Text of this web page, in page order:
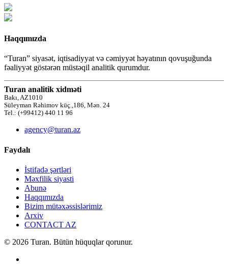
Haqqımızda
“Turan” siyasət, iqtisadiyyat və cəmiyyət həyatının qovuşuğunda
fəaliyyət göstərən müstəqil analitik qurumdur.
Turan analitik xidməti
Bakı, AZ1010
Süleyman Rəhimov küç.,186, Mən. 24
Tel.: (+99412) 440 11 96
agency@turan.az
Faydalı
İstifadə şərtləri
Məxfilik siyasti
Abunə
Haqqımızda
Bizim mütəxəssislərimiz
Arxiv
CONTACT AZ
© 2026 Turan. Bütün hüquqlar qorunur.